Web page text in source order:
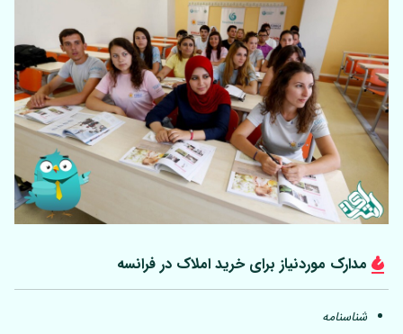
مدارک موردنیاز برای خرید املاک در فرانسه
شناسنامه